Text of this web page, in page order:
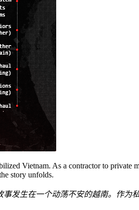
Vietnam. As a contractor to
story unfolds.
事发生在一个动荡不安的越南。作